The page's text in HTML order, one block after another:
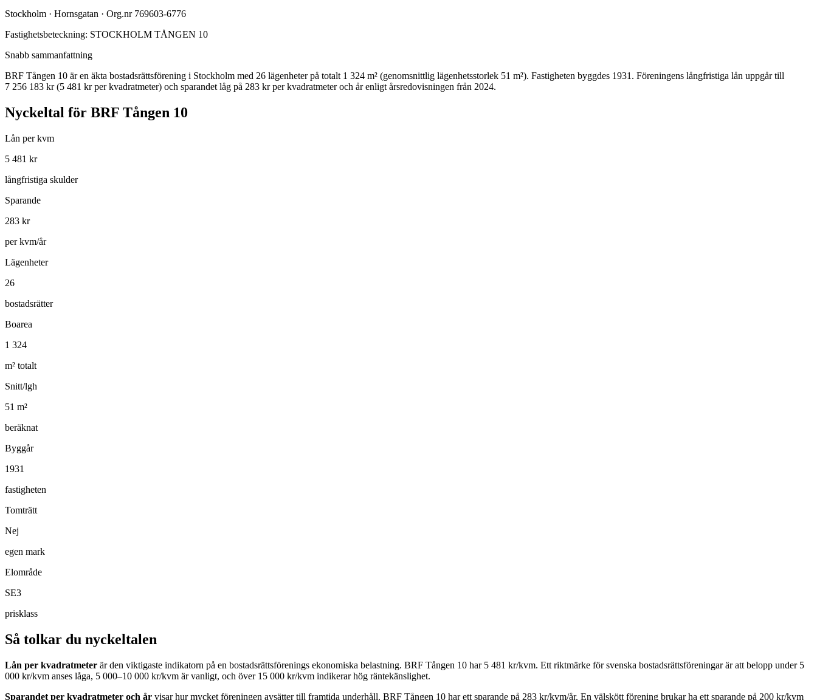
Stockholm · Hornsgatan · Org.nr 769603-6776
Fastighetsbeteckning: STOCKHOLM TÅNGEN 10
Snabb sammanfattning
BRF Tången 10 är en äkta bostadsrättsförening i Stockholm med 26 lägenheter på totalt 1 324 m² (genomsnittlig lägenhetsstorlek 51 m²). Fastigheten byggdes 1931 . Föreningens långfristiga lån uppgår till
7 256 183 kr (5 481 kr per kvadratmeter) och sparandet låg på 283 kr per kvadratmeter och år enligt årsredovisningen från 2024.
Nyckeltal för BRF Tången 10
Lån per kvm
5 481 kr
långfristiga skulder
Sparande
283 kr
per kvm/år
Lägenheter
26
bostadsrätter
Boarea
1 324
m² totalt
Snitt/lgh
51 m²
beräknat
Byggår
1931
fastigheten
Tomträtt
Nej
egen mark
Elområde
SE3
prisklass
Så tolkar du nyckeltalen
Lån per kvadratmeter är den viktigaste indikatorn på en bostadsrättsförenings ekonomiska belastning. BRF Tången 10 har 5 481 kr/kvm. Ett riktmärke för svenska bostadsrättsföreningar är att belopp under 5
000 kr/kvm anses låga, 5 000–10 000 kr/kvm är vanligt, och över 15 000 kr/kvm indikerar hög räntekänslighet.
Sparandet per kvadratmeter och år visar hur mycket föreningen avsätter till framtida underhåll. BRF Tången 10 har ett sparande på 283 kr/kvm/år. En välskött förening brukar ha ett sparande på 200 kr/kvm